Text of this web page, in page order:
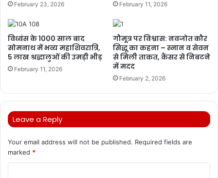
February 23, 2026 February 11, 2026
विध्वंस के 1000 साल बाद
सोमनाथ में भव्य महाशिवरात्रि,
5 लाख श्रद्धालुओं की उमड़ी भीड़
February 11, 2026
गौमूत्र पर विश्वास: नवजोत कौर
सिद्धू का कहना – स्नान व सेवन
से मिली ताकत, कैंसर से निबटने
में मदद
February 2, 2026
Leave a Reply
Your email address will not be published. Required fields are
marked *